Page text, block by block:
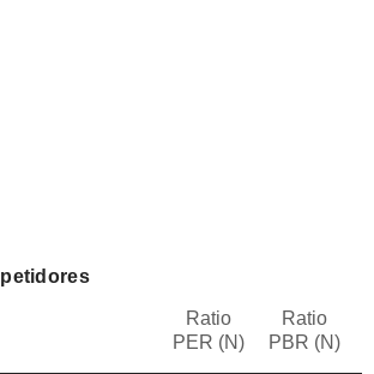
Ratio
PER (N)
Ratio
PBR (N)